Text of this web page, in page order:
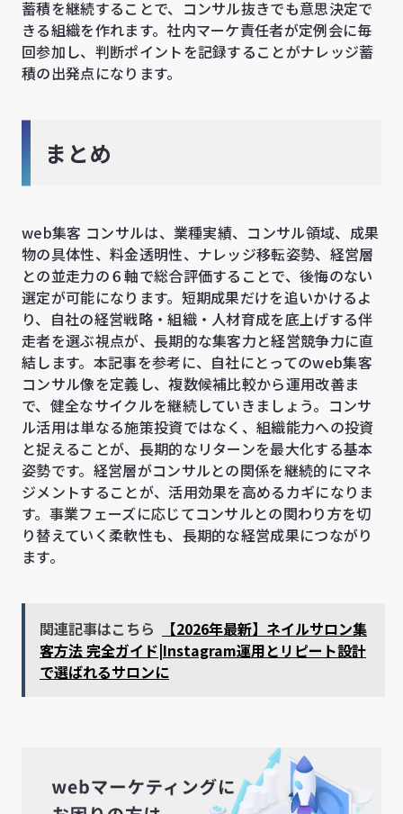
蓄積を継続することで、コンサル抜きでも意思決定で
きる組織を作れます。社内マーケ責任者が定例会に毎
回参加し、判断ポイントを記録することがナレッジ蓄
積の出発点になります。
まとめ
web集客 コンサルは、業種実績、コンサル領域、成果
物の具体性、料金透明性、ナレッジ移転姿勢、経営層
との並走力の６軸で総合評価することで、後悔のない
選定が可能になります。短期成果だけを追いかけるよ
り、自社の経営戦略・組織・人材育成を底上げする伴
走者を選ぶ視点が、長期的な集客力と経営競争力に直
結します。本記事を参考に、自社にとってのweb集客
コンサル像を定義し、複数候補比較から運用改善ま
で、健全なサイクルを継続していきましょう。コンサ
ル活用は単なる施策投資ではなく、組織能力への投資
と捉えることが、長期的なリターンを最大化する基本
姿勢です。経営層がコンサルとの関係を継続的にマネ
ジメントすることが、活用効果を高めるカギになりま
す。事業フェーズに応じてコンサルとの関わり方を切
り替えていく柔軟性も、長期的な経営成果につながり
ます。
関連記事はこちら
【2026年最新】ネイルサロン集
客方法 完全ガイド|Instagram運用とリピート設計
で選ばれるサロンに